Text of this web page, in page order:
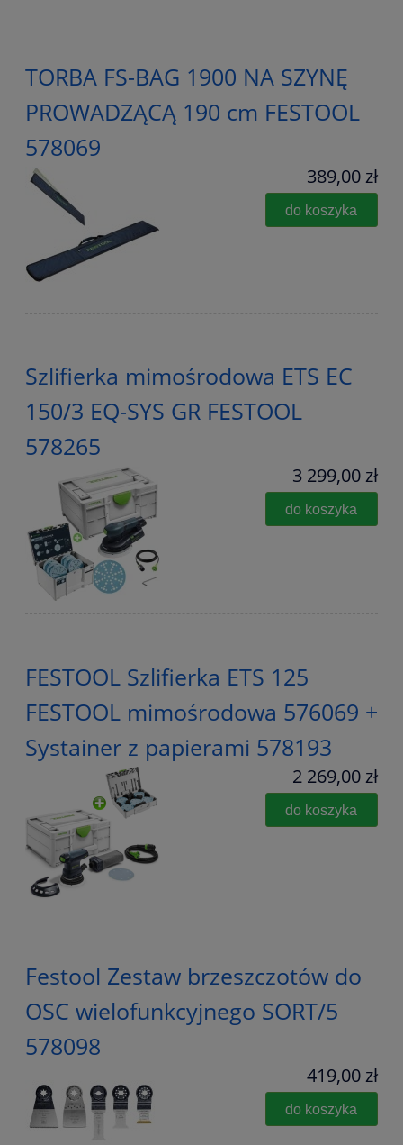
TORBA FS-BAG 1900 NA SZYNĘ
PROWADZĄCĄ 190 cm FESTOOL
578069
389,00 zł
do koszyka
Szlifierka mimośrodowa ETS EC
150/3 EQ-SYS GR FESTOOL
578265
3 299,00 zł
do koszyka
FESTOOL Szlifierka ETS 125
FESTOOL mimośrodowa 576069 +
Systainer z papierami 578193
2 269,00 zł
do koszyka
Festool Zestaw brzeszczotów do
OSC wielofunkcyjnego SORT/5
578098
419,00 zł
do koszyka